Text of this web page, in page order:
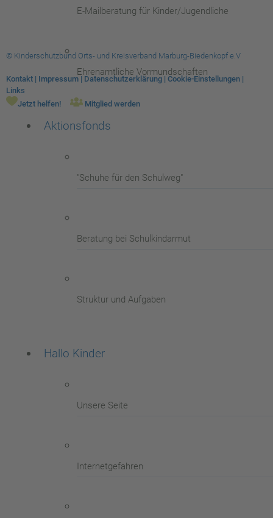
E-Mailberatung für Kinder/Jugendliche
Ehrenamtliche Vormundschaften
Aktionsfonds
"Schuhe für den Schulweg"
Beratung bei Schulkindarmut
Struktur und Aufgaben
Hallo Kinder
Unsere Seite
Internetgefahren
© Kinderschutzbund Orts- und Kreisverband Marburg-Biedenkopf e.V
Kontakt | Impressum | Datenschutzerklärung | Cookie-Einstellungen |
Links
Jetzt helfen!
Mitglied werden